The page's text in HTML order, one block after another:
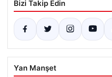
Bizi Takip Edin
Yan Manşet